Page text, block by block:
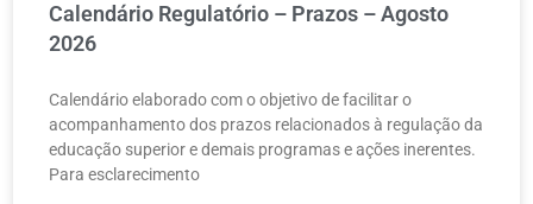
Calendário Regulatório – Prazos – Agosto
2026
Calendário elaborado com o objetivo de facilitar o
acompanhamento dos prazos relacionados à regulação da
educação superior e demais programas e ações inerentes.
Para esclarecimento